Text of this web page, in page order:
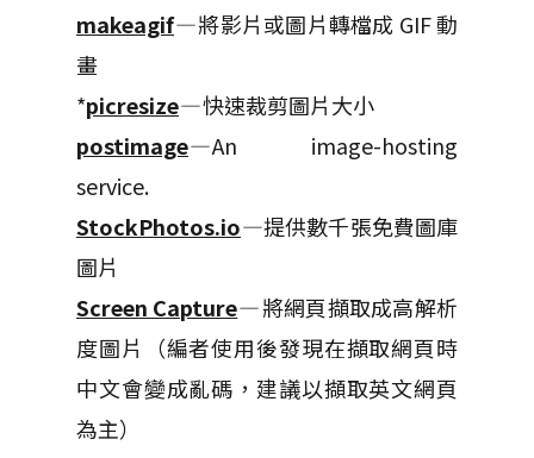
makeagif— 將影片或圖片轉檔成 GIF 動
畫
*picresize— 快速裁剪圖片大小
postimage— An image-hosting
service.
StockPhotos.io—提供數千張免費圖庫
圖片
Screen Capture— 將網頁擷取成高解析
度圖片（編者使用後發現在擷取網頁時
中文會變成亂碼，建議以擷取英文網頁
為主）